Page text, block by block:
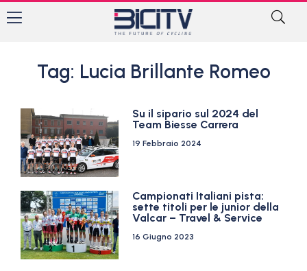
Tag: Lucia Brillante Romeo
Su il sipario sul 2024 del
Team Biesse Carrera
19 Febbraio 2024
Campionati Italiani pista:
sette titoli per le junior della
Valcar – Travel & Service
16 Giugno 2023